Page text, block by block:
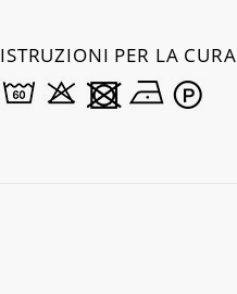
ISTRUZIONI PER LA CURA